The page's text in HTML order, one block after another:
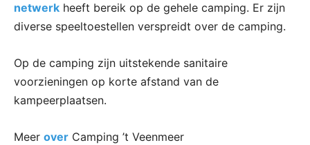
netwerk heeft bereik op de gehele camping. Er zijn
diverse speeltoestellen verspreidt over de camping.
Op de camping zijn uitstekende sanitaire
voorzieningen op korte afstand van de
kampeerplaatsen.
Meer over Camping ’t Veenmeer